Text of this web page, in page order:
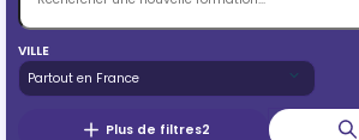
VILLE
Plus de filtres2